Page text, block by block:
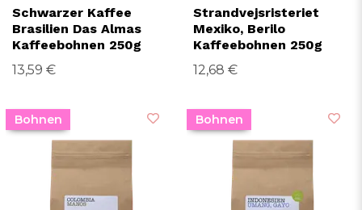
Schwarzer Kaffee
Brasilien Das Almas
Kaffeebohnen 250g
13,59 €
Strandvejsristeriet
Mexiko, Berilo
Kaffeebohnen 250g
12,68 €
Bohnen Bohnen